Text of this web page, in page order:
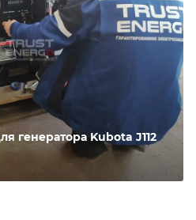
генератора Kubota J112